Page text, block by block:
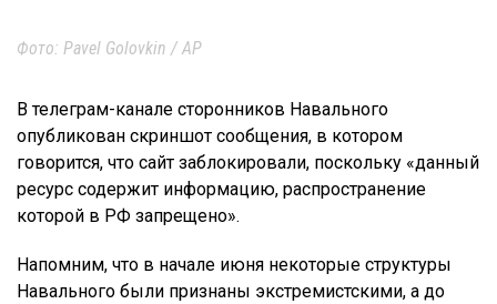
Фото: Pavel Golovkin / AP
В телеграм-канале сторонников Навального
опубликован скриншот сообщения, в котором
говорится, что сайт заблокировали, поскольку «данный
ресурс содержит информацию, распространение
которой в РФ запрещено».
Напомним, что в начале июня некоторые структуры
Навального были признаны экстремистскими, а до